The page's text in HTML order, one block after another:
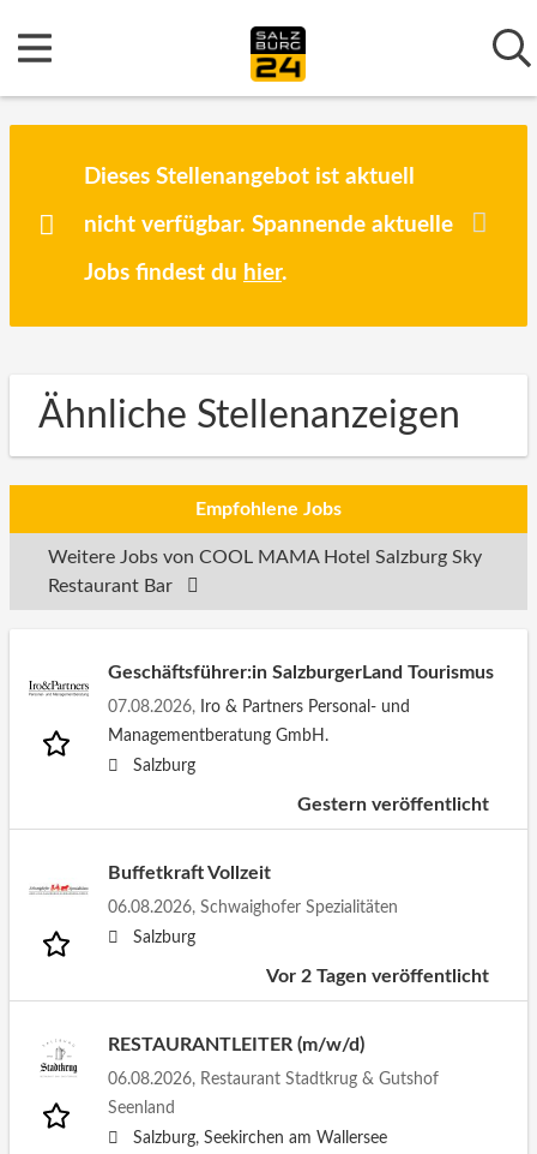
Dieses Stellenangebot ist aktuell
nicht verfügbar. Spannende aktuelle
Jobs findest du hier.
Ähnliche Stellenanzeigen
Empfohlene Jobs
Weitere Jobs von COOL MAMA Hotel Salzburg Sky
Restaurant Bar
Geschäftsführer:in SalzburgerLand Tourismus
07.08.2026, Iro & Partners Personal- und
Managementberatung GmbH.
Salzburg
Gestern veröffentlicht
Buffetkraft Vollzeit
06.08.2026, Schwaighofer Spezialitäten
Salzburg
Vor 2 Tagen veröffentlicht
RESTAURANTLEITER (m/w/d)
06.08.2026, Restaurant Stadtkrug & Gutshof
Seenland
Salzburg, Seekirchen am Wallersee